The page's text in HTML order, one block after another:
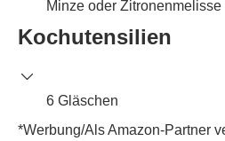
Minze oder Zitronenmelisse
Kochutensilien
6 Gläschen
*Werbung/Als Amazon-Partner verdiene ich an